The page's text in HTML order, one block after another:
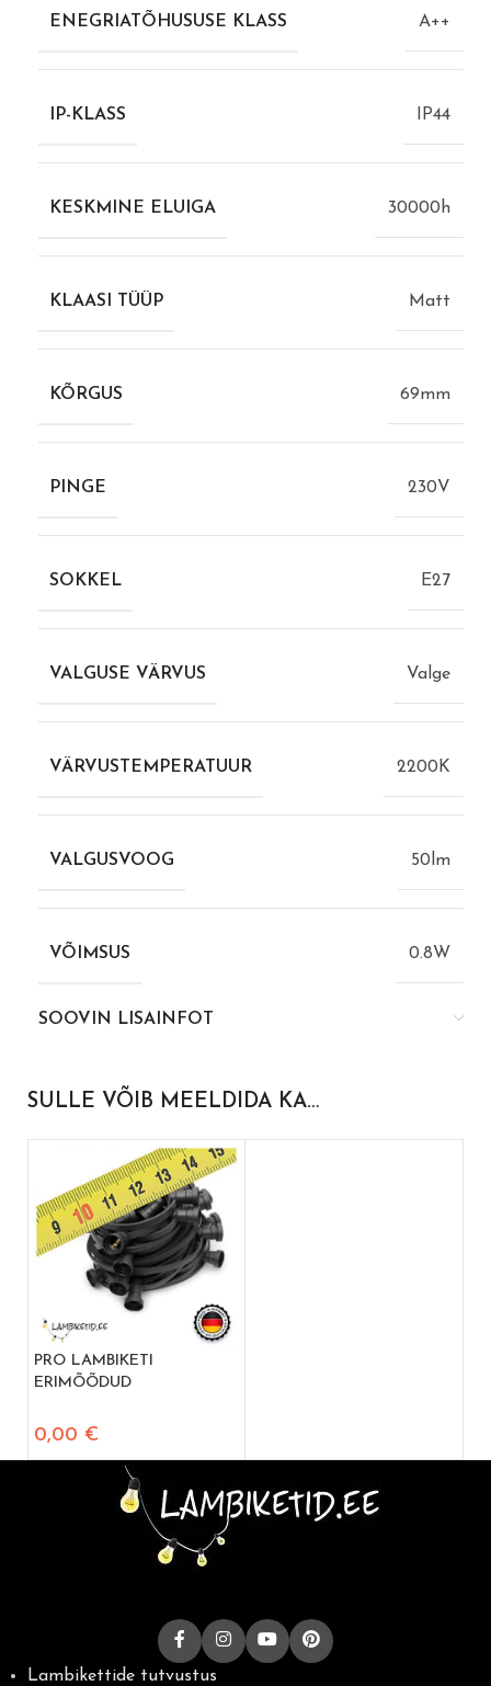
ENEGRIATÕHUSUSE KLASS A++
IP-KLASS IP44
KESKMINE ELUIGA 30000h
KLAASI TÜÜP Matt
KÕRGUS 69mm
PINGE 230V
SOKKEL E27
VALGUSE VÄRVUS Valge
VÄRVUSTEMPERATUUR 2200K
VALGUSVOOG 50lm
VÕIMSUS 0.8W
SOOVIN LISAINFOT
SULLE VÕIB MEELDIDA KA…
PRO LAMBIKETI
ERIMÕÕDUD
0,00 €
Lambikettide tutvustus